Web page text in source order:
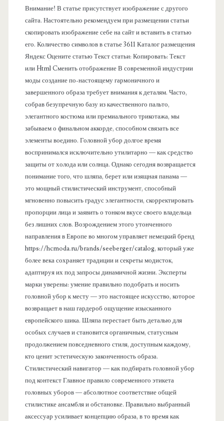
Внимание! В статье присутствует изображение с другого
сайта. Настоятельно рекомендуем при размещении статьи
скопировать изображение себе на сайт и вставить в статью
его. Количество символов в статье 3611 Каталог размещения
Яндекс Оцените статью Текст статьи: Копировать: Текст
или Html Cменить отображение В современной индустрии
моды создание по-настоящему гармоничного и
завершенного образа требует внимания к деталям. Часто,
собрав безупречную базу из качественного пальто,
элегантного костюма или премиального трикотажа, мы
забываем о финальном аккорде, способном связать все
элементы воедино. Головной убор долгое время
воспринимался исключительно утилитарно — как средство
защиты от холода или солнца. Однако сегодня возвращается
понимание того, что шляпа, берет или изящная панама —
это мощный стилистический инструмент, способный
мгновенно повысить градус элегантности, скорректировать
пропорции лица и заявить о тонком вкусе своего владельца
без лишних слов. Возрождением этого утонченного
направления в Европе во многом управляет немецкий бренд
https://hcmoda.ru/brands/seeberger/catalog, который уже
более века сохраняет традиции и секреты модисток,
адаптируя их под запросы динамичной жизни. Эксперты
марки уверены: умение правильно подобрать и носить
головной убор к месту — это настоящее искусство, которое
возвращает в наш гардероб ощущение изысканного
европейского шика. Шляпа перестает быть деталью для
особых случаев и становится органичным, статусным
продолжением повседневного стиля, доступным каждому,
кто ценит эстетическую законченность образа.
Стилистический навигатор — как подбирать головной убор
под контекст Главное правило современного этикета
головных уборов — абсолютное соответствие общей
стилистике ансамбля и обстановке. Правильно выбранный
аксессуар усиливает концепцию образа, в то время как